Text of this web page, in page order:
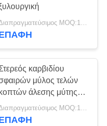
Διαπραγματεύσιμος MOQ:10 κομμάτια
καρβιδίου
μύλος τελών
άλεσης μύτης
σπειροειδής για την
Διαπραγματεύσιμος MOQ:10 κομμάτια